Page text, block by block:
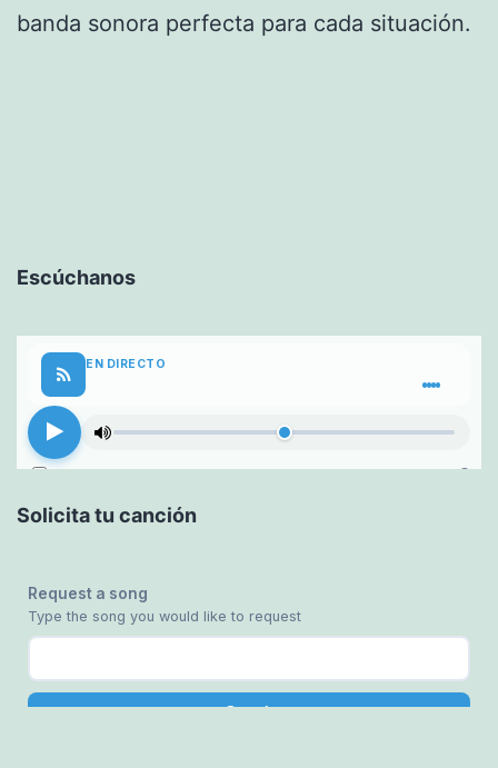
banda sonora perfecta para cada situación.
Escúchanos
Solicita tu canción